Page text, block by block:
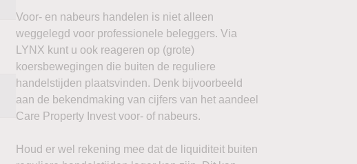
Voor- en nabeurs handelen is niet alleen
weggelegd voor professionele beleggers. Via
LYNX kunt u ook reageren op (grote)
koersbewegingen die buiten de reguliere
handelstijden plaatsvinden. Denk bijvoorbeeld
aan de bekendmaking van cijfers van het aandeel
Care Property Invest voor- of nabeurs.
Houd er wel rekening mee dat de liquiditeit buiten